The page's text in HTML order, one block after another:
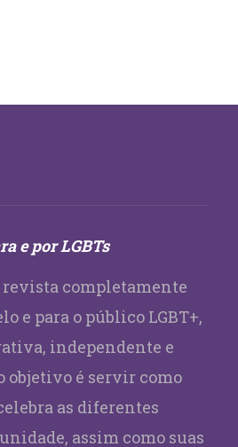
e por LGBTs
completamente
e para o público LGBT+,
independente e
objetivo é servir como
as diferentes
assim como suas